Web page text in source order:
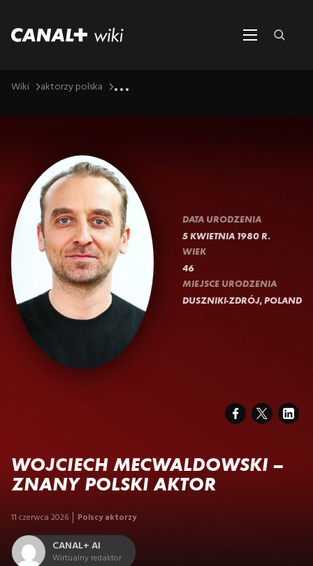
Wiki aktorzy polska ...
DATA URODZENIA
5 KWIETNIA 1980 R.
WIEK
46
MIEJSCE URODZENIA
DUSZNIKI-ZDRÓJ, POLAND
WOJCIECH MECWALDOWSKI –
ZNANY POLSKI AKTOR
11 czerwca 2026 Polscy aktorzy
CANAL+ AI
Wirtualny redaktor